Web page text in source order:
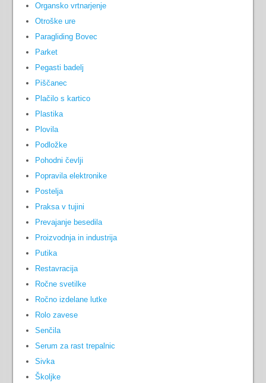
Organsko vrtnarjenje
Otroške ure
Paragliding Bovec
Parket
Pegasti badelj
Piščanec
Plačilo s kartico
Plastika
Plovila
Podložke
Pohodni čevlji
Popravila elektronike
Postelja
Praksa v tujini
Prevajanje besedila
Proizvodnja in industrija
Putika
Restavracija
Ročne svetilke
Ročno izdelane lutke
Rolo zavese
Senčila
Serum za rast trepalnic
Sivka
Školjke